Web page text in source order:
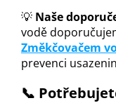
💡 Naše
vodě
Změkčovačem
prevenci
📞